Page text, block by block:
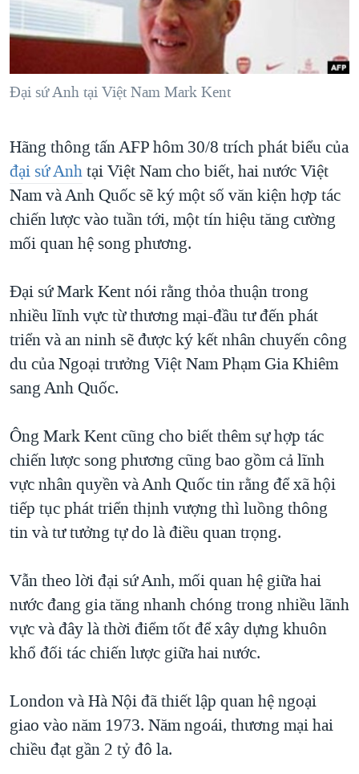
"Tìm"NGƯỜI VIỆT HẢI NGOẠI
ĐỜI SỐNG
KINH TẾ
KHOA HỌC
THỂ THAO
GIÁO DỤC
TẠI
HÀNH TRÌNH BẦU CỬ 2024
MỘT NĂM CHIẾN TRANH TẠI DẢI GAZA
GIẢI MÃ VÀNH ĐAI & CON ĐƯỜNG
TRỊNH VĨNH BÌNH - NGƯỜI HẠ 'BÊN THẮNG CUỘC'
GROUND ZERO – XƯA VÀ NAY
CHI PHÍ CHIẾN TRANH AFGHANISTAN
CÁC GIÁ TRỊ CỘNG HÒA Ở VIỆT NAM
TRỊNH VĨNH BÌNH VS. CHÍNH PHỦ VIỆT NAM
NGƯ DÂN VIỆT VÀ LÀN SÓNG TRỘM HẢI SÂM
BÊN KIA QUỐC LỘ: TIẾNG VỌNG TỪ NÔNG THÔN MỸ
QUAN HỆ VIỆT MỸ
VIDEO
NGHE
MẠNG XÃ HỘI
Ngôn ngữ khác
Ðại sứ Anh tại Việt Nam Mark Kent
Hãng thông tấn AFP hôm 30/8 trích phát biểu của
đại sứ Anhtại Việt Nam cho biết, hai nước Việt
Nam và Anh Quốc sẽ ký một số văn kiện hợp tác
chiến lược vào tuần tới, một tín hiệu tăng cường
mối quan hệ song phương.
Đại sứ Mark Kent nói rằng thỏa thuận trong
nhiều lĩnh vực từ thương mại-đầu tư đến phát
triển và an ninh sẽ được ký kết nhân chuyến công
du của Ngoại trưởng Việt Nam Phạm Gia Khiêm
sang Anh Quốc.
Ông Mark Kent cũng cho biết thêm sự hợp tác
chiến lược song phương cũng bao gồm cả lĩnh
vực nhân quyền và Anh Quốc tin rằng để xã hội
tiếp tục phát triển thịnh vượng thì luồng thông
tin và tư tưởng tự do là điều quan trọng.
Vẫn theo lời đại sứ Anh, mối quan hệ giữa hai
nước đang gia tăng nhanh chóng trong nhiều lãnh
vực và đây là thời điểm tốt để xây dựng khuôn
khổ đối tác chiến lược giữa hai nước.
London và Hà Nội đã thiết lập quan hệ ngoại
giao vào năm 1973. Năm ngoái, thương mại hai
chiều đạt gần 2 tỷ đô la.